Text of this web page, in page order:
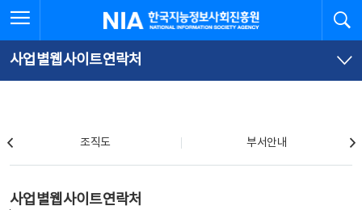
문
로
가
체
뉴
바
가
한국지능정보사회진흥원
사업별웹사이트연락처
조직도 부서안내
사업별웹사이트연락처